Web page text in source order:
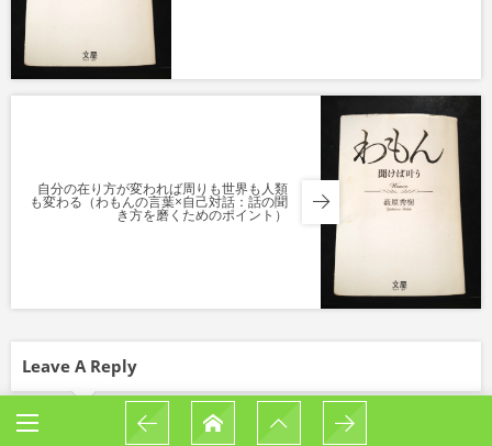
自分の在り方が変われば周りも世界も人類
も変わる（わもんの言葉×自己対話：話の聞
き方を磨くためのポイント）
Leave A Reply
Comment